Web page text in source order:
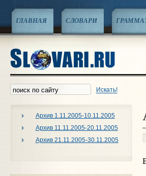
ГЛАВНАЯ СЛОВАРИ
Искать!
Архив 1.11.2005-10.11.2005
Архив 11.11.2005-20.11.2005
Архив 21.11.2005-30.11.2005